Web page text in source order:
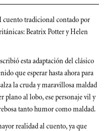
cuento tradicional contado por
Beatrix Potter y Helen
esta adaptación del clásico
que esperar hasta ahora para
la cruda y maravillosa maldad
plano al lobo, ese personaje vil y
tanto humor como maldad.
realidad al cuento, ya que